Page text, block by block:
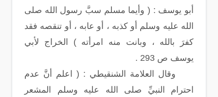
أبو يوسف : ( وأيما مسلم سبَّ رسول الله صلى
الله عليه وسلم أو كذبه ، أو عابه ، أو تنقصه فقد
كفرَ بالله ، وبانت منه امرأته ) الخراج لأبي
يوسف ص 293 .
وقال العلامة الشنقيطي : ( اعلم أنَّ عدم
احترام النبيِّ صلى الله عليه وسلم المشعر